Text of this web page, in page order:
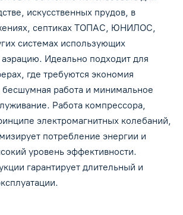
искусственных прудов, в
септиках ТОПАС, ЮНИЛОС,
системах использующих
Идеально подходит для
где требуются экономия
бесшумная работа и минимальное
Работа компрессора,
электромагнитных колебаний,
потребление энергии и
уровень эффективности.
гарантирует длительный и